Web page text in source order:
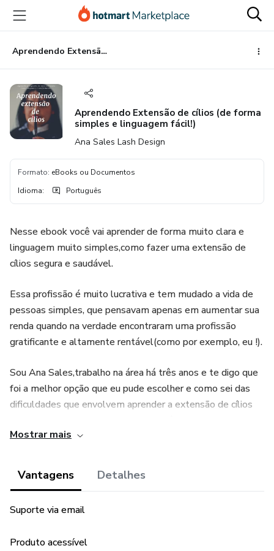
para
conteúdo
principal
para
pagamento
para
rodapé
Aprendendo Extensão de cílios (de forma simples e linguagem fácil!)
Aprendendo Extensão de cílios (de forma
simples e linguagem fácil!)
Ana Sales Lash Design
Formato: eBooks ou Documentos
Idioma: Português
Nesse ebook você vai aprender de forma muito clara e
linguagem muito simples,como fazer uma extensão de
cílios segura e saudável.
Essa profissão é muito lucrativa e tem mudado a vida de
pessoas simples, que pensavam apenas em aumentar sua
renda quando na verdade encontraram uma profissão
gratificante e altamente rentável(como por exemplo, eu !).
Sou Ana Sales,trabalho na área há três anos e te digo que
foi a melhor opção que eu pude escolher e como sei das
dificuldades que envolvem aprender a extensão de cílios
por um curso presencial no momento mas tem o que
Aproveite o conteúdo desse material riquíssimo que
Mostrar mais
Vantagens Detalhes
Suporte via email
Produto acessível